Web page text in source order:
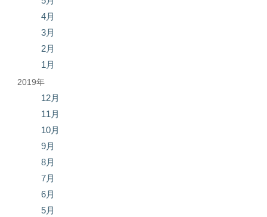
4月
3月
2月
1月
2019年
12月
11月
10月
9月
8月
7月
6月
5月